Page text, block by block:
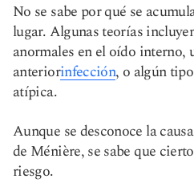
No se sabe por qué se
lugar. Algunas teorías
anormales en el oído interno,
anteriorinfección, o algún
atípica.
Aunque se desconoce la
de Ménière, se sabe que
riesgo.